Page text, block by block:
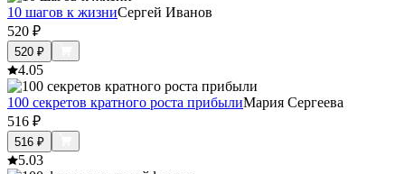
10 шагов к жизниСергей Иванов
520 ₽
520 ₽
4.05
100 секретов кратного роста прибылиМария Сергеева
516 ₽
516 ₽
5.03